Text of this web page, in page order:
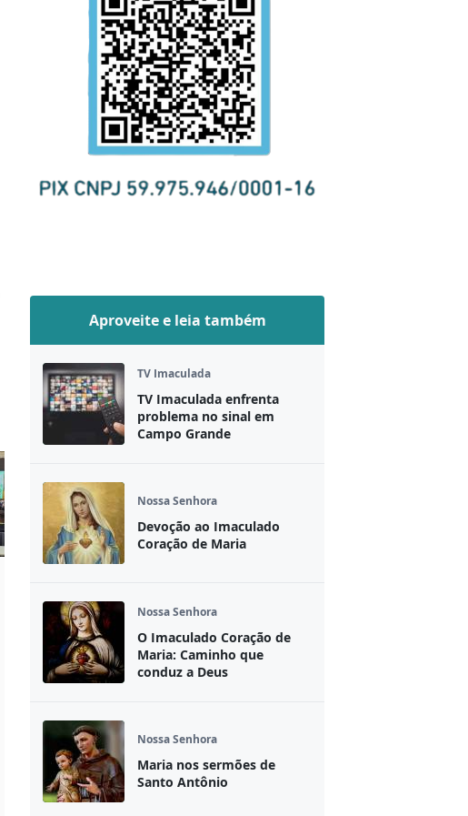
Aproveite e leia também
TV Imaculada
TV Imaculada enfrenta
problema no sinal em
Campo Grande
Nossa Senhora
Devoção ao Imaculado
Coração de Maria
Nossa Senhora
O Imaculado Coração de
Maria: Caminho que
conduz a Deus
Nossa Senhora
Maria nos sermões de
Santo Antônio